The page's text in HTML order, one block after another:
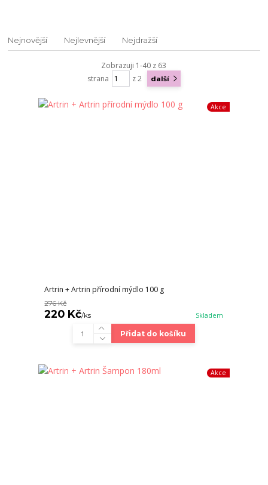
Nejnovější Nejlevnější Nejdražší
Zobrazuji 1-40 z 63
strana
z 2 další
Akce
Artrin + Artrin přírodní mýdlo 100 g
276 Kč
220 Kč/ks Skladem
Přidat do košíku
Akce